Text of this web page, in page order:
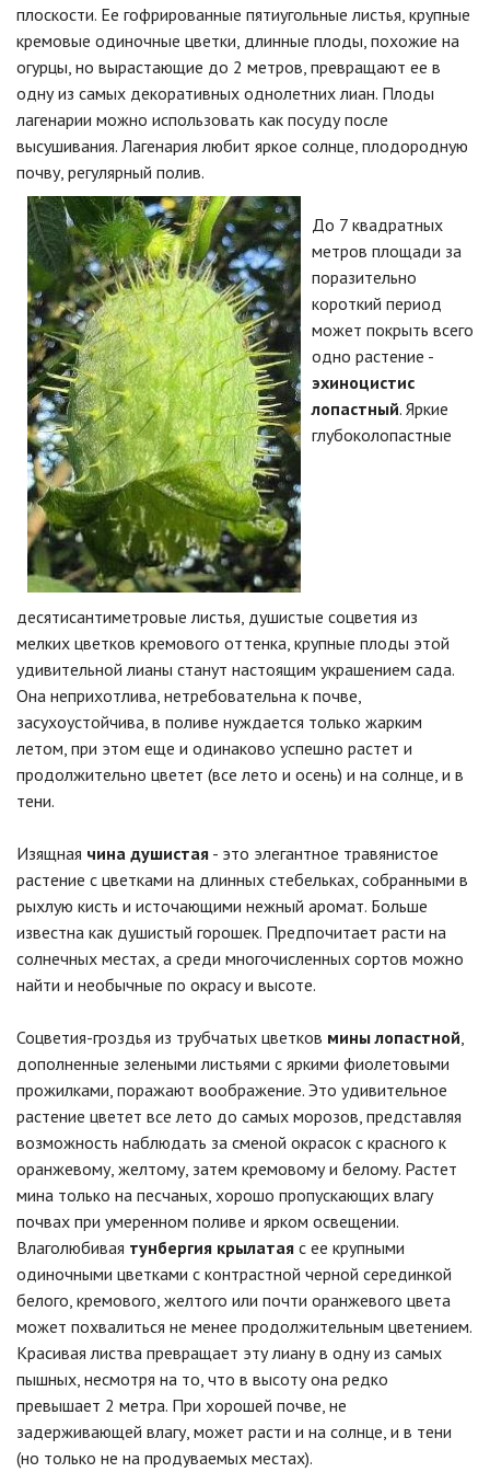
плоскости. Ее гофрированные пятиугольные листья, крупные
кремовые одиночные цветки, длинные плоды, похожие на
огурцы, но вырастающие до 2 метров, превращают ее в
одну из самых декоративных однолетних лиан. Плоды
лагенарии можно использовать как посуду после
высушивания. Лагенария любит яркое солнце, плодородную
почву, регулярный полив.
До 7 квадратных
метров площади за
поразительно
короткий период
может покрыть всего
одно растение -
эхиноцистис
лопастный. Яркие
глубоколопастные
десятисантиметровые листья, душистые соцветия из
мелких цветков кремового оттенка, крупные плоды этой
удивительной лианы станут настоящим украшением сада.
Она неприхотлива, нетребовательна к почве,
засухоустойчива, в поливе нуждается только жарким
летом, при этом еще и одинаково успешно растет и
продолжительно цветет (все лето и осень) и на солнце, и в
тени.
Изящная чина душистая - это элегантное травянистое
растение с цветками на длинных стебельках, собранными в
рыхлую кисть и источающими нежный аромат. Больше
известна как душистый горошек. Предпочитает расти на
солнечных местах, а среди многочисленных сортов можно
найти и необычные по окрасу и высоте.
Соцветия-гроздья из трубчатых цветков мины лопастной,
дополненные зелеными листьями с яркими фиолетовыми
прожилками, поражают воображение. Это удивительное
растение цветет все лето до самых морозов, представляя
возможность наблюдать за сменой окрасок с красного к
оранжевому, желтому, затем кремовому и белому. Растет
мина только на песчаных, хорошо пропускающих влагу
почвах при умеренном поливе и ярком освещении.
Влаголюбивая тунбергия крылатая с ее крупными
одиночными цветками с контрастной черной серединкой
белого, кремового, желтого или почти оранжевого цвета
может похвалиться не менее продолжительным цветением.
Красивая листва превращает эту лиану в одну из самых
пышных, несмотря на то, что в высоту она редко
превышает 2 метра. При хорошей почве, не
задерживающей влагу, может расти и на солнце, и в тени
(но только не на продуваемых местах).